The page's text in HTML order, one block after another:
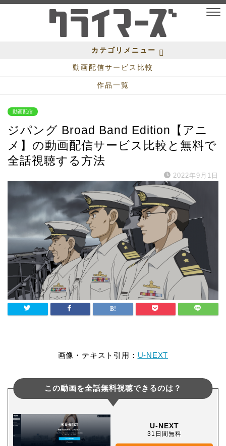
カテゴリメニュー
動画配信サービス比較
作品一覧
動画配信
ジパング Broad Band Edition【アニ
メ】の動画配信サービス比較と無料で
全話視聴する方法
2022年9月1日
画像・テキスト引用： U-NEXT
この動画を全話無料視聴できるのは？
U-NEXT
31日間無料